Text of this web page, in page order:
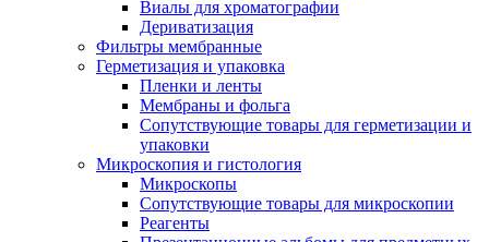
Виалы для хроматографии
Дериватизация
Фильтры мембранные
Герметизация и упаковка
Пленки и ленты
Мембраны и фольга
Сопутствующие товары для герметизации и
упаковки
Микроскопия и гистология
Микроскопы
Сопутствующие товары для микроскопии
Реагенты